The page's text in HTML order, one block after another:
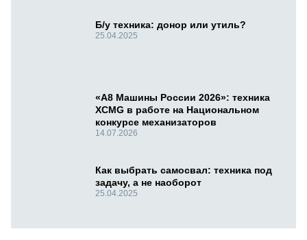
Б/у техника: донор или утиль?
25.04.2025
«А8 Машины России 2026»: техника
XCMG в работе на Национальном
конкурсе механизаторов
14.07.2026
Как выбрать самосвал: техника под
задачу, а не наоборот
25.04.2025